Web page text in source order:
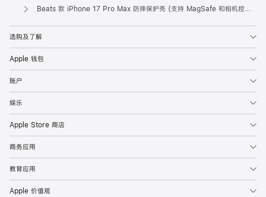
Apple
Beats 款 iPhone 17 Pro Max 防摔保护壳 (支持 MagSafe 和相机控制) – 珠峰黑
选购及了解
Apple 钱包
账户
娱乐
Apple Store 商店
商务应用
教育应用
Apple 价值观